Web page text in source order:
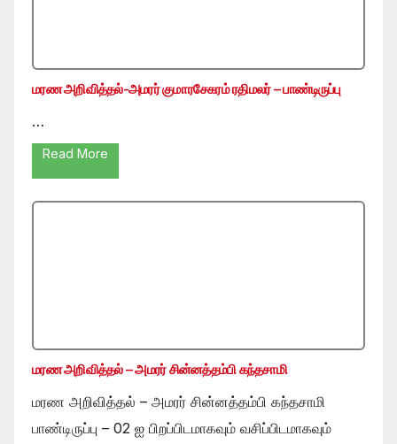
மரண அறிவித்தல்-அமரர் குமாரசேகரம் ரதிமலர் – பாண்டிருப்பு
…
Read More
மரண அறிவித்தல் – அமரர் சின்னத்தம்பி கந்தசாமி
மரண அறிவித்தல் – அமரர் சின்னத்தம்பி கந்தசாமி
பாண்டிருப்பு – 02 ஐ பிறப்பிடமாகவும் வசிப்பிடமாகவும்